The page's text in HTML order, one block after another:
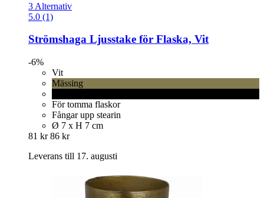
3 Alternativ
5.0 (1)
Strömshaga Ljusstake för Flaska, Vit
-6%
Vit
Mässing
För tomma flaskor
Fångar upp stearin
Ø 7 x H 7 cm
81 kr 86 kr
Leverans till 17. augusti